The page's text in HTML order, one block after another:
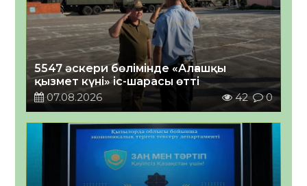
5547 әскери бөлімінде «Алғашқы
қызмет күні» іс-шарасы өтті
07.08.2026
42 0